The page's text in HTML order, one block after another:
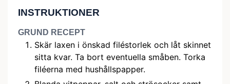
INSTRUKTIONER
GRUND RECEPT
Skär laxen i önskad filéstorlek och låt skinnet
sitta kvar. Ta bort eventuella småben. Torka
filéerna med hushållspapper.